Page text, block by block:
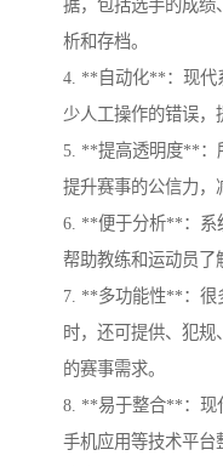
据，包括选手的成
析和存档。
4. **自动化**：现代
少人工操作的错误，
5. **提高透明度**：
提升赛事的公信力，
6. **便于分析**：系
帮助教练和运动员了
7. **多功能性**：很
时，还可提供、犯
的赛事需求。
8. **易于整合**：现
手机应用等技术平台